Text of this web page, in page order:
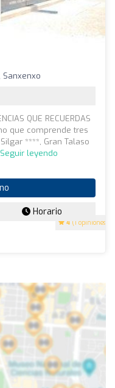
4 (1 opiniones)
Sanxenxo
QUE RECUERDAS
que comprende tres
****, Gran Talaso
Seguir leyendo
Horario